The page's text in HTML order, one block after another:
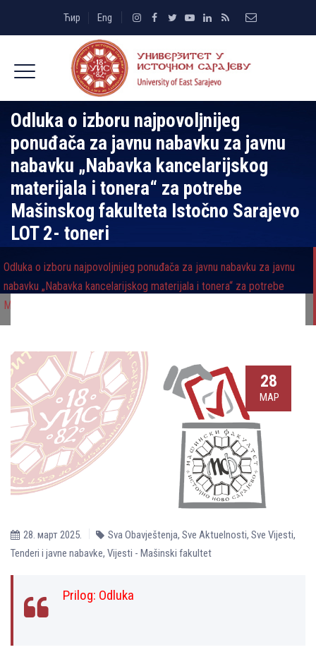
Ћир Eng
Odluka o izboru najpovolјnijeg
ponuđača za javnu nabavku za javnu
nabavku „Nabavka kancelarijskog
materijala i tonera“ za potrebe
Mašinskog fakulteta Istočno Sarajevo
LOT 2- toneri
Odluka o izboru najpovolјnijeg ponuđača za javnu nabavku za javnu
nabavku „Nabavka kancelarijskog materijala i tonera“ za potrebe
Mašinskog fakulteta Istočno Sarajevo LOT 2- toneri
28
МАР
28. март 2025. Sva Obavještenja, Sve Aktuelnosti, Sve Vijesti,
Tenderi i javne nabavke, Vijesti - Mašinski fakultet
Prilog: Odluka